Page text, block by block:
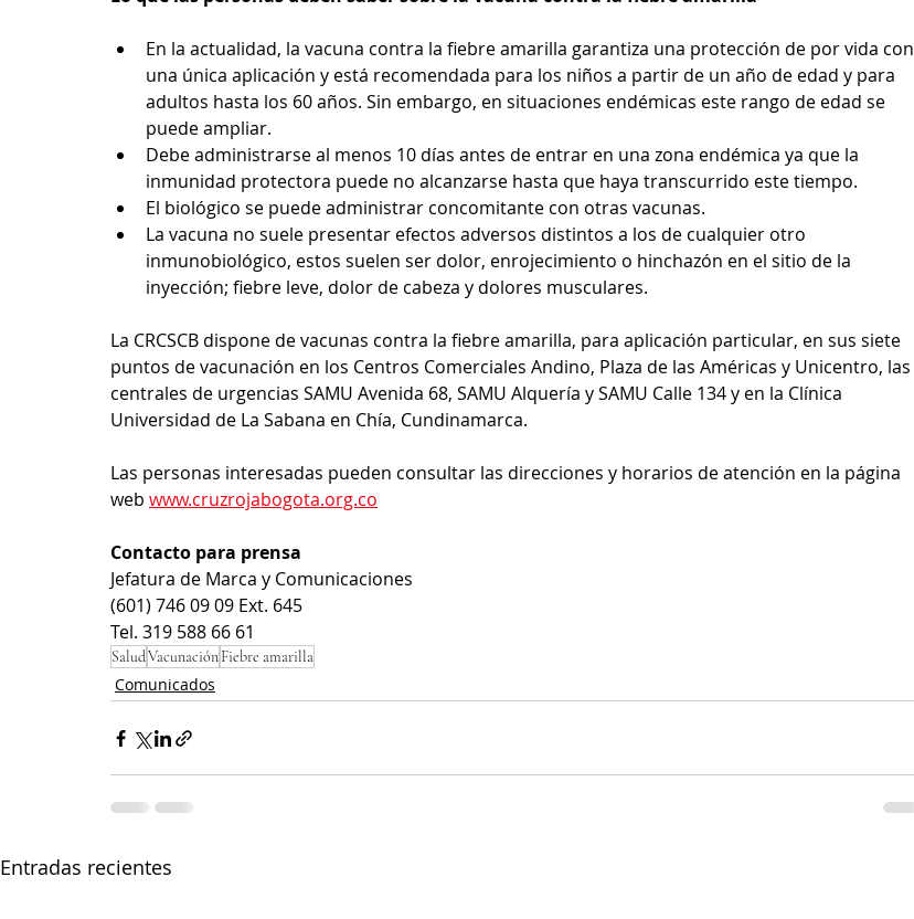
En la actualidad, la vacuna contra la fiebre amarilla garantiza una protección de por vida con
una única aplicación y está recomendada para los niños a partir de un año de edad y para
adultos hasta los 60 años. Sin embargo, en situaciones endémicas este rango de edad se
puede ampliar.
Debe administrarse al menos 10 días antes de entrar en una zona endémica ya que la
inmunidad protectora puede no alcanzarse hasta que haya transcurrido este tiempo.
El biológico se puede administrar concomitante con otras vacunas.
La vacuna no suele presentar efectos adversos distintos a los de cualquier otro
inmunobiológico, estos suelen ser dolor, enrojecimiento o hinchazón en el sitio de la
inyección; fiebre leve, dolor de cabeza y dolores musculares.
La CRCSCB dispone de vacunas contra la fiebre amarilla, para aplicación particular, en sus siete
puntos de vacunación en los Centros Comerciales Andino, Plaza de las Américas y Unicentro, las
centrales de urgencias SAMU Avenida 68, SAMU Alquería y SAMU Calle 134 y en la Clínica
Universidad de La Sabana en Chía, Cundinamarca.
Las personas interesadas pueden consultar las direcciones y horarios de atención en la página
web www.cruzrojabogota.org.co
Contacto para prensa
Jefatura de Marca y Comunicaciones
(601) 746 09 09 Ext. 645
Tel. 319 588 66 61
SaludVacunaciónFiebre amarilla
Comunicados
Entradas recientes